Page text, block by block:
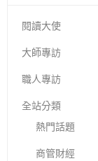
閱讀大使
大師專訪
職人專訪
全站分類
熱門話題
商管財經